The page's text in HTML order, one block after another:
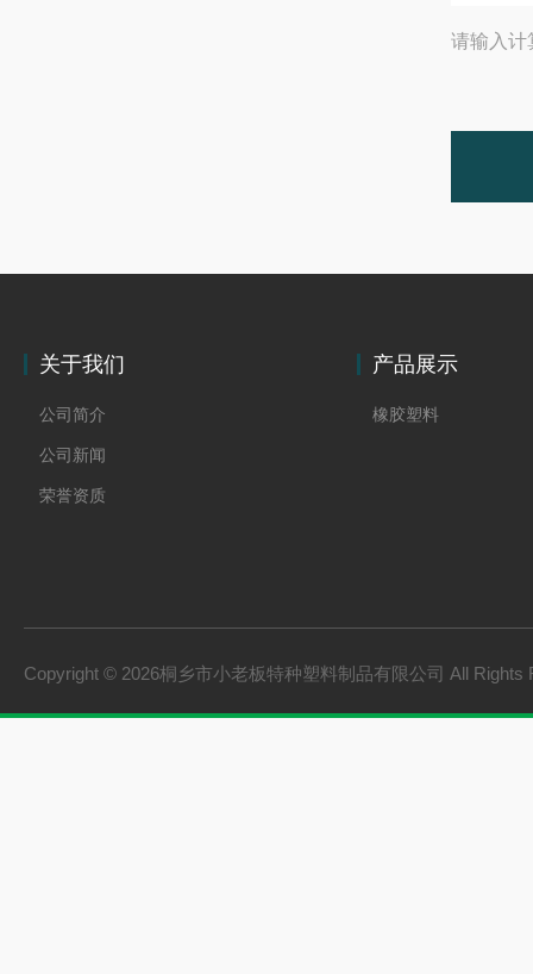
请输入计
关于我们
公司简介
公司新闻
荣誉资质
产品展示
橡胶塑料
Copyright © 2026桐乡市小老板特种塑料制品有限公司 All